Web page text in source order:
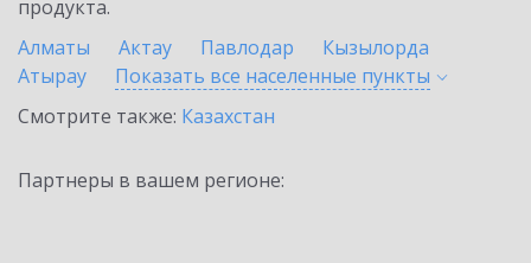
продукта.
Алматы
Актау Павлодар
Кызылорда
Атырау
Показать все населенные пункты
Смотрите также: Казахстан
Партнеры в вашем регионе: